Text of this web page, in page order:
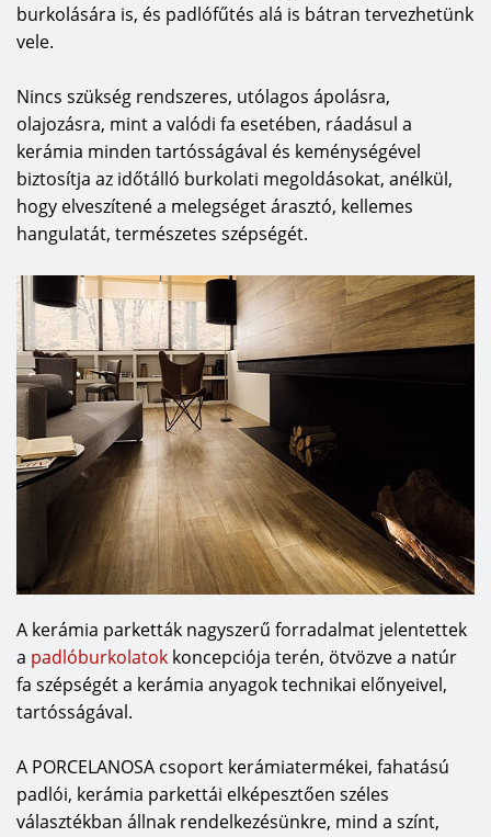
burkolására is, és padlófűtés alá is bátran tervezhetünk
vele.
Nincs szükség rendszeres, utólagos ápolásra,
olajozásra, mint a valódi fa esetében, ráadásul a
kerámia minden tartósságával és keménységével
biztosítja az időtálló burkolati megoldásokat, anélkül,
hogy elveszítené a melegséget árasztó, kellemes
hangulatát, természetes szépségét.
A kerámia parketták nagyszerű forradalmat jelentettek
a padlóburkolatok koncepciója terén, ötvözve a natúr
fa szépségét a kerámia anyagok technikai előnyeivel,
tartósságával.
A PORCELANOSA csoport kerámiatermékei, fahatású
padlói, kerámia parkettái elképesztően széles
választékban állnak rendelkezésünkre, mind a színt,